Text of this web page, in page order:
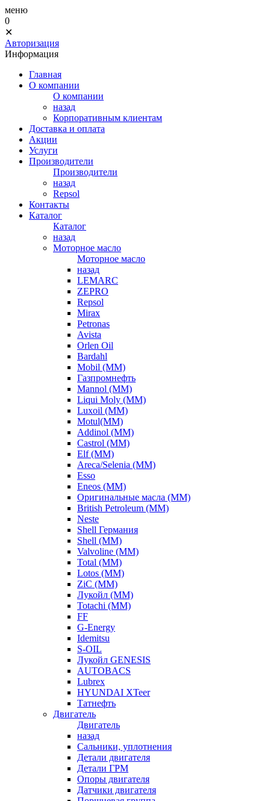
меню
0
✕
Авторизация
Информация
Главная
О компании
О компании
назад
Корпоративным клиентам
Доставка и оплата
Акции
Услуги
Производители
Производители
назад
Repsol
Контакты
Каталог
Каталог
назад
Моторное масло
Моторное масло
назад
LEMARC
ZEPRO
Repsol
Mirax
Petronas
Avista
Orlen Oil
Bardahl
Mobil (ММ)
Газпромнефть
Mannol (ММ)
Liqui Moly (ММ)
Luxoil (ММ)
Motul(ММ)
Addinol (ММ)
Castrol (ММ)
Elf (ММ)
Areca/Selenia (ММ)
Esso
Eneos (ММ)
Оригинальные масла (ММ)
British Petroleum (ММ)
Neste
Shell Германия
Shell (ММ)
Valvoline (ММ)
Total (ММ)
Lotos (ММ)
ZiC (ММ)
Лукойл (ММ)
Totachi (MM)
FF
G-Energy
Idemitsu
S-OIL
Лукойл GENESIS
AUTOBACS
Lubrex
HYUNDAI XTeer
Татнефть
Двигатель
Двигатель
назад
Сальники, уплотнения
Детали двигателя
Детали ГРМ
Опоры двигателя
Датчики двигателя